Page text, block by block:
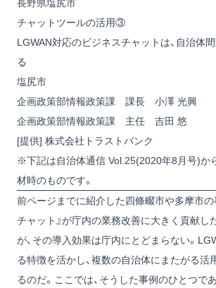
長野県塩尻市
チャットツールの活用③
LGWAN対応のビジネスチャットは、自治体
る
塩尻市
企画政策部情報政策課 課長 小澤 光興
企画政策部情報政策課 主任 吉田 悠
[提供] 株式会社トラストバンク
※下記は自治体通信 Vol.25(2020年8月号)か
材時のものです。
前ページまでに紹介した四條畷市や多摩市の
チャット』が庁内の業務改善に大きく貢献し
が、その導入効果は庁内にとどまらない。
る特徴を活かし、複数の自治体にまたがる活
るのだ。ここでは、そうした事例のひとつで